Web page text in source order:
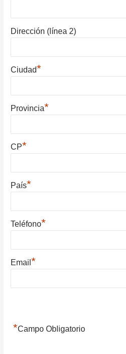
Dirección (línea 2)
Ciudad*
Provincia*
CP*
País*
Teléfono*
Email*
*Campo Obligatorio